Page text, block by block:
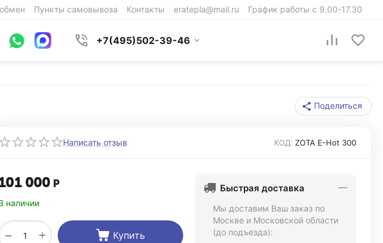
Пункты самовывоза Контакты eratepla@mail.ru График работы с 9.00-17.30
+7(495)502-39-46
Поделиться
Написать отзыв КОД: ZOTA E-Hot 300
000 Р
наличии
+
− Купить
Быстрая доставка
Мы доставим Ваш заказ по
Москве и Московской области
(до подъезда):